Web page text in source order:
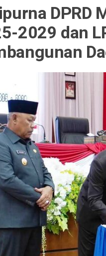
DPRD
2029 dan